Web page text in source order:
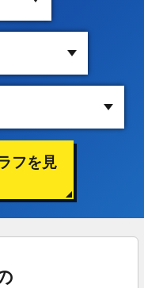
フを見